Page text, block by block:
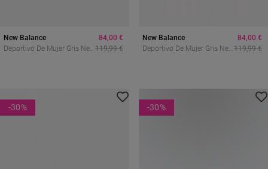
New Balance
Deportivo De Mujer Gris New
84,00 €
119,99 €
New Balance
Deportivo De Mujer Gris New
84,00 €
119,99 €
-30% -30%